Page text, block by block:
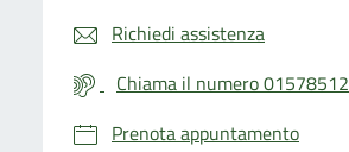
Richiedi assistenza
Chiama il numero 01578512
Prenota appuntamento